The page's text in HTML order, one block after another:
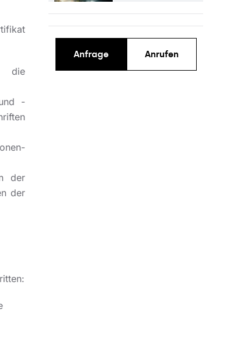
die
-
der
der
Anfrage Anrufen